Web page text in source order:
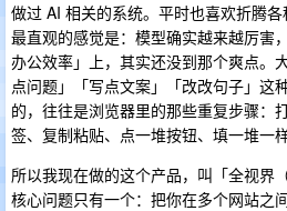
做过 AI 相关的系统。平时也喜欢折腾
最直观的感觉是：模型确实越来越厉害
办公效率」上，其实还没到那个爽点。
点问题」「写点文案」「改改句子」这
的，往往是浏览器里的那些重复步骤：
签、复制粘贴、点一堆按钮、填一堆一样
所以我现在做的这个产品，叫「全视界
核心问题只有一个：把你在多个网站之